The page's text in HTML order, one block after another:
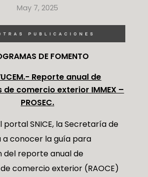
May 7, 2025
DE FOMENTO
Reporte anual de
comercio exterior IMMEX –
PROSEC.
portal SNICE, la Secretaría de
a conocer la guía para
del reporte anual de
comercio exterior (RAOCE)